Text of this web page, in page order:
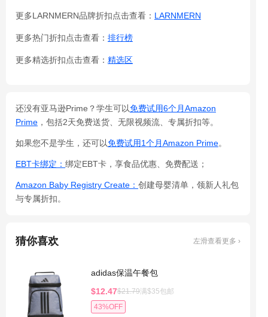
更多LARNMERN品牌折扣点击查看： LARNMERN
更多热门折扣点击查看： 排行榜
更多精选折扣点击查看： 精选区
还没有亚马逊Prime？学生可以免费试用6个月Amazon
Prime ，包括2天免费送货、无限视频流、专属折扣等。
如果您不是学生，还可以免费试用1个月Amazon Prime。
EBT卡绑定： 绑定EBT卡，享食品优惠、免费配送；
Amazon Baby Registry Create： 创建母婴清单，领新人礼包
与专属折扣。
猜你喜欢 左滑查看更多 ›
adidas保温午餐包
$12.47$21.79满$35包邮
43%OFF